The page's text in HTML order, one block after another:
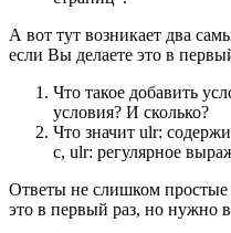
А вот тут возникает два
если Вы делаете это в
Что такое добавить
условия? И сколько?
Что значит ulr:
с, ulr: регулярное
Ответы не слишком
это в первый раз, но нужно